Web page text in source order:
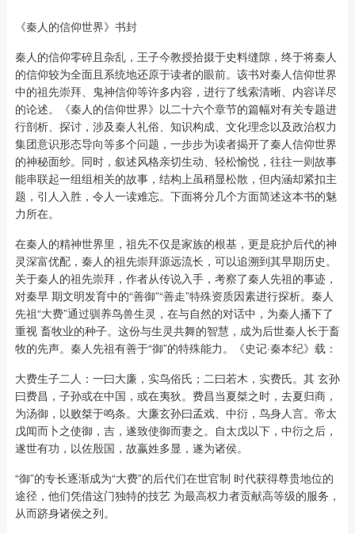
《秦人的信仰世界》书封
秦人的信仰零碎且杂乱，王子今教授拾掇于史料缝隙，终于将秦人
的信仰较为全面且系统地还原于读者的眼前。该书对秦人信仰世界
中的祖先崇拜、鬼神信仰等许多内容，进行了线索清晰、内容详尽
的论述。《秦人的信仰世界》以二十六个章节的篇幅对有关专题进
行剖析、探讨，涉及秦人礼俗、知识构成、文化理念以及政治权力
集团意识形态导向等多个问题，一步步为读者揭开了秦人信仰世界
的神秘面纱。同时，叙述风格亲切生动、轻松愉悦，往往一则故事
能串联起一组组相关的故事，结构上虽稍显松散，但内涵却紧扣主
题，引人入胜，令人一读难忘。下面将分几个方面简述这本书的魅
力所在。
在秦人的精神世界里，祖先不仅是家族的根基，更是庇护后代的神
灵深富优配，秦人的祖先崇拜源远流长，可以追溯到其早期历史。
关于秦人的祖先崇拜，作者从传说入手，考察了秦人先祖的事迹，
对秦早 期文明发育中的“善御”“善走”特殊资质因素进行探析。秦人
先祖“大费”通过驯养鸟兽生灵，在与自然的对话中，为秦人播下了
重视 畜牧业的种子。这份与生灵共舞的智慧，成为后世秦人长于畜
牧的先声。秦人先祖有善于“御”的特殊能力。《史记·秦本纪》载：
大费生子二人：一曰大廉，实鸟俗氏；二曰若木，实费氏。其 玄孙
曰费昌，子孙或在中国，或在夷狄。费昌当夏桀之时，去夏归商，
为汤御，以败桀于鸣条。大廉玄孙曰孟戏、中衍，鸟身人言。帝太
戊闻而卜之使御，吉，遂致使御而妻之。自太戊以下，中衍之后，
遂世有功，以佐殷国，故嬴姓多显，遂为诸侯。
“御”的专长逐渐成为“大费”的后代们在世官制 时代获得尊贵地位的
途径，他们凭借这门独特的技艺 为最高权力者贡献高等级的服务，
从而跻身诸侯之列。